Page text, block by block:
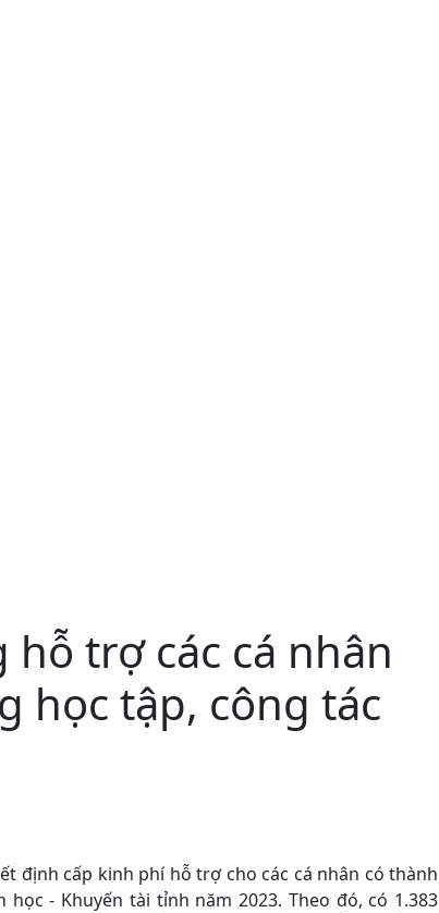
trợ các cá nhân
học tập, công tác
định cấp kinh phí hỗ trợ cho các cá nhân có thành
- Khuyến tài tỉnh năm 2023. Theo đó, có 1.383